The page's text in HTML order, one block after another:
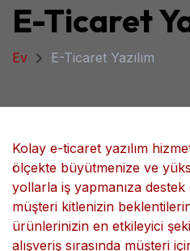
E-Ticaret
Ev E-Ticaret Yazılım
Kolay e-ticaret yazılım
ölçekte büyütmenize ve
yollarla iş yapmanıza
müşteri kitlenizin
ürünlerinizin en etkileyici
alışveriş sırasında müşteri